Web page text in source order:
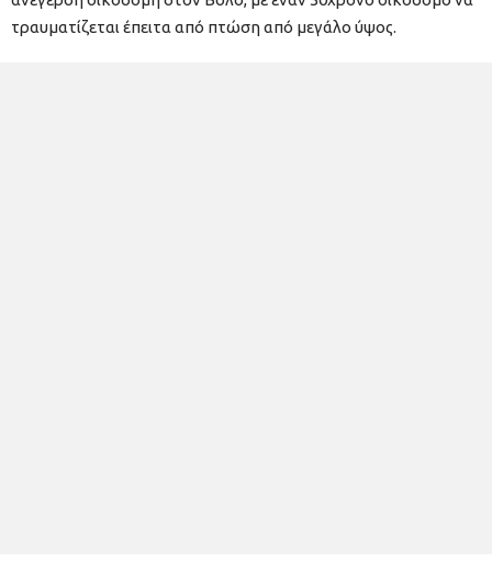
τραυματίζεται έπειτα από πτώση από μεγάλο ύψος.